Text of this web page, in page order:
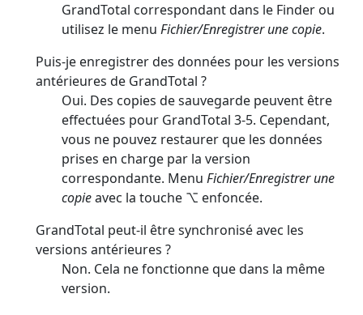
GrandTotal correspondant dans le Finder ou
utilisez le menu Fichier/Enregistrer une copie.
Puis-je enregistrer des données pour les versions
antérieures de GrandTotal ?
Oui. Des copies de sauvegarde peuvent être
effectuées pour GrandTotal 3-5. Cependant,
vous ne pouvez restaurer que les données
prises en charge par la version
correspondante. Menu Fichier/Enregistrer une
copieavec la touche ⌥ enfoncée.
GrandTotal peut-il être synchronisé avec les
versions antérieures ?
Non. Cela ne fonctionne que dans la même
version.